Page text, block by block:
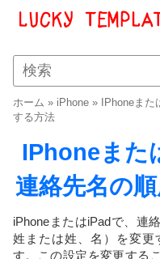
ホーム » iPhone »
IPhoneま
する方法
IPhoneまた
連絡先名の
iPhoneまたはiPadで、連
姓または姓、名）を変更
す。この設定を変更する